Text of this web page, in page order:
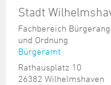
Stadt
Fachbereich
und Ordnung
Bürgeramt
Rathausplatz 10
26382 Wilhelmshaven